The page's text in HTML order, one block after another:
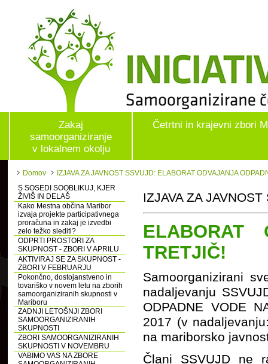
Zakaj
samoorganiziranje
v lokalnem okolju
Četrtni in krajevni zbori
Domov
IZJAVA ZA JAVNOST SSVUJD: ELABORAT ODVAJANJA
S SOSEDI SOOBLIKUJ, KJER
ŽIVIŠ IN DELAŠ
Kako Mestna občina Maribor
izvaja projekte participativnega
proračuna in zakaj je izvedbi
zelo težko slediti?
ODPRTI PROSTORI ZA
SKUPNOST - ZBORI V APRILU
AKTIVIRAJ SE ZA SKUPNOST -
ZBORI V FEBRUARJU
Pokončno, dostojanstveno in
tovariško v novem letu na zborih
samoorganiziranih skupnosti v
Mariboru
ZADNJI LETOŠNJI ZBORI
SAMOORGANIZIRANIH
SKUPNOSTI
ZBORI SAMOORGANIZIRANIH
SKUPNOSTI V NOVEMBRU
VABIMO VAS NA ZBORE
IZJAVA ZA
ELABORAT
TRETJIČ!
Samoorganizirani
nadaljevanju
ODPADNE VODE
2017 (v
na mariborsko
Člani SSVUJD ne